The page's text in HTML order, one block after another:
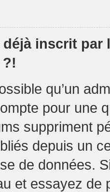
déjà inscrit
qu’un
pour une
suppriment
depuis un
de données.
et essayez de